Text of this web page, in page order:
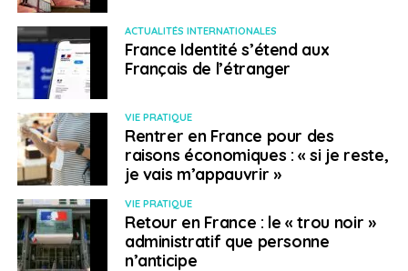
ACTUALITÉS INTERNATIONALES
France Identité s’étend aux
Français de l’étranger
VIE PRATIQUE
Rentrer en France pour des
raisons économiques : « si je reste,
je vais m’appauvrir »
VIE PRATIQUE
Retour en France : le « trou noir »
administratif que personne
n’anticipe